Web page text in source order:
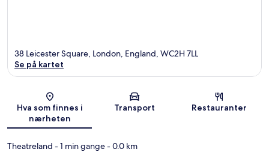
Kart
38 Leicester Square, London, England, WC2H 7LL
Se på kartet
Hva som finnes i
nærheten
Transport Restauranter
Theatreland - 1 min gange- 0.0 km